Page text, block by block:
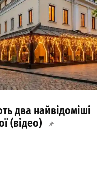
два найвідоміші
(відео)